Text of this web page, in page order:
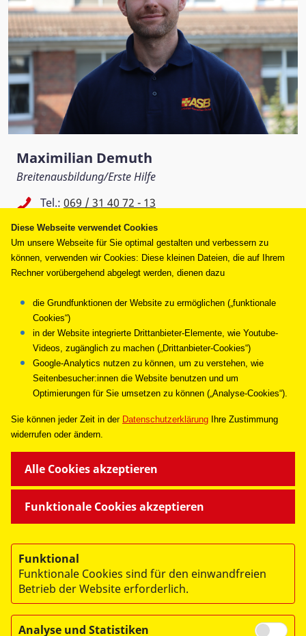
Maximilian Demuth
Breitenausbildung/Erste Hilfe
Tel.: 069 / 31 40 72 - 13
Fax: 069 / 31 40 72 - 22
breitenausbildung@asb-frankfurt.de
Landesverband Hessen e.V. –
Regionalverband Frankfurt
Hanauer Landstraße 151-153
60314 Frankfurt am Main
UNSERE ANGEBOTE
Diese Webseite verwendet Cookies
Um unsere Webseite für Sie optimal gestalten und verbessern zu
können, verwenden wir Cookies: Diese kleinen Dateien, die auf Ihrem
Rechner vorübergehend abgelegt werden, dienen dazu
die Grundfunktionen der Website zu ermöglichen („funktionale
Cookies“)
in der Website integrierte Drittanbieter-Elemente, wie Youtube-
Videos, zugänglich zu machen („Drittanbieter-Cookies“)
Google-Analytics nutzen zu können, um zu verstehen, wie
Seitenbesucher:innen die Website benutzen und um
Optimierungen für Sie umsetzen zu können („Analyse-Cookies“).
Sie können jeder Zeit in der Datenschutzerklärung
Ihre Zustimmung
widerrufen oder ändern.
Funktionale Cookies akzeptieren
Alle Cookies akzeptieren
Funktional
Funktionale Cookies sind für den einwandfreien
Betrieb der Website erforderlich.
Analyse und Statistiken